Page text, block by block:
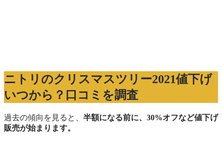
ニトリのクリスマスツリー2021値下げ
いつから？口コミを調査
過去の傾向を見ると、 半額になる前に、30%オフなど値下げ
販売が始まります。